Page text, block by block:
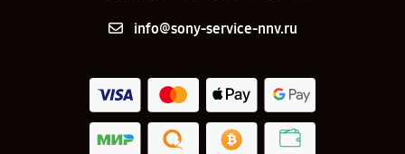
info@sony-service-nnv.ru